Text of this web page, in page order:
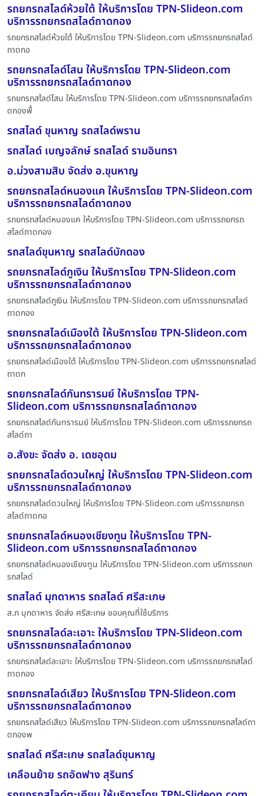
รถยกรถสไลด์ห้วยใต้ ให้บริการโดย TPN-Slideon.com
บริการรถยกรถสไลด์ถาดกอง
รถยกรถสไลด์ห้วยใต้ ให้บริการโดย TPN-Slideon.com บริการรถยกรถสไลด์
ถาดกอ
รถยกรถสไลด์โสน ให้บริการโดย TPN-Slideon.com
บริการรถยกรถสไลด์ถาดกอง
รถยกรถสไลด์โสน ให้บริการโดย TPN-Slideon.com บริการรถยกรถสไลด์ถา
ดกองพื้
รถสไลด์ ขุนหาญ รถสไลด์พราน
รถสไลด์ เบญจลักษ์ รถสไลด์ รามอินทรา
อ.ม่วงสามสิบ จัดส่ง อ.ขุนหาญ
รถยกรถสไลด์หนองแค ให้บริการโดย TPN-Slideon.com
บริการรถยกรถสไลด์ถาดกอง
รถยกรถสไลด์หนองแค ให้บริการโดย TPN-Slideon.com บริการรถยกรถ
สไลด์ถาดกอง
รถสไลด์ขุนหาญ รถสไลด์บักดอง
รถยกรถสไลด์ภูเงิน ให้บริการโดย TPN-Slideon.com
บริการรถยกรถสไลด์ถาดกอง
รถยกรถสไลด์ภูเงิน ให้บริการโดย TPN-Slideon.com บริการรถยกรถสไลด์
ถาดกอง
รถยกรถสไลด์เมืองใต้ ให้บริการโดย TPN-Slideon.com
บริการรถยกรถสไลด์ถาดกอง
รถยกรถสไลด์เมืองใต้ ให้บริการโดย TPN-Slideon.com บริการรถยกรถสไลด์
ถาดก
รถยกรถสไลด์กันทรารมย์ ให้บริการโดย TPN-
Slideon.com บริการรถยกรถสไลด์ถาดกอง
รถยกรถสไลด์กันทรารมย์ ให้บริการโดย TPN-Slideon.com บริการรถยกรถ
สไลด์ถา
อ.สังขะ จัดส่ง อ. เดชอุดม
รถยกรถสไลด์ดวนใหญ่ ให้บริการโดย TPN-Slideon.com
บริการรถยกรถสไลด์ถาดกอง
รถยกรถสไลด์ดวนใหญ่ ให้บริการโดย TPN-Slideon.com บริการรถยกรถ
สไลด์ถาดกอ
รถยกรถสไลด์หนองเชียงทูน ให้บริการโดย TPN-
Slideon.com บริการรถยกรถสไลด์ถาดกอง
รถยกรถสไลด์หนองเชียงทูน ให้บริการโดย TPN-Slideon.com บริการรถยก
รถสไลด์
รถสไลด์ มุกดาหาร รถสไลด์ ศรีสะเกษ
ส.ภ มุกดาหาร จัดส่ง ศรีสะเกษ ขอบคุณที่ใช้บริการ
รถยกรถสไลด์ละเอาะ ให้บริการโดย TPN-Slideon.com
บริการรถยกรถสไลด์ถาดกอง
รถยกรถสไลด์ละเอาะ ให้บริการโดย TPN-Slideon.com บริการรถยกรถสไลด์
ถาดกอง
รถยกรถสไลด์เสียว ให้บริการโดย TPN-Slideon.com
บริการรถยกรถสไลด์ถาดกอง
รถยกรถสไลด์เสียว ให้บริการโดย TPN-Slideon.com บริการรถยกรถสไลด์ถา
ดกองพ
รถสไลด์ ศรีสะเกษ รถสไลด์ขุนหาญ
เคลื่อนย้าย รถอัดฟาง สุรินทร์